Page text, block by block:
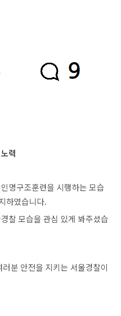
력
명구조훈련을 시행하는 모습
하였습니다.
찰 모습을 관심 있게 봐주셨습
분 안전을 지키는 서울경찰이